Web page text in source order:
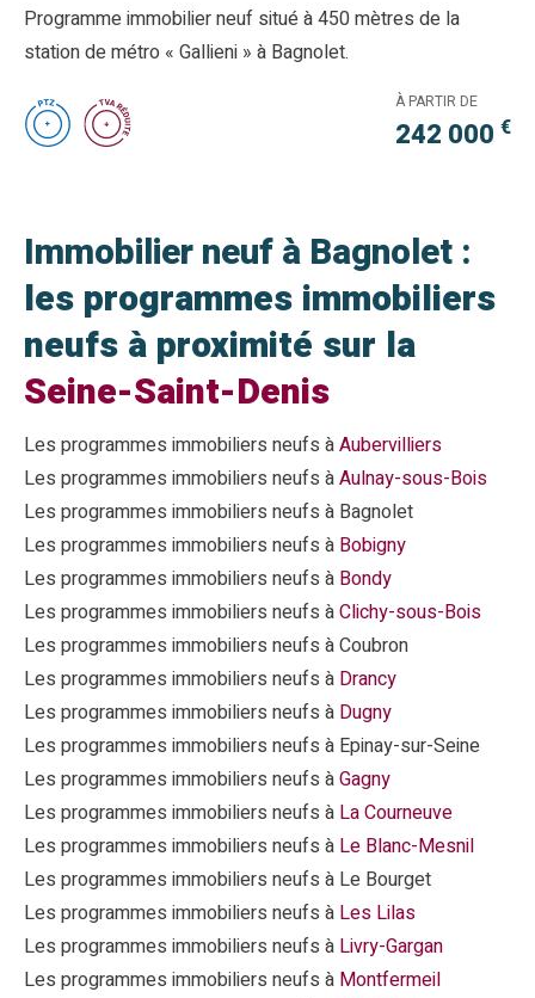
Programme immobilier neuf situé à 450 mètres de la
station de métro « Gallieni » à Bagnolet.
À PARTIR DE
242 000 €
Immobilier neuf à Bagnolet :
les programmes immobiliers
neufs à proximité sur la
Seine-Saint-Denis
Les programmes immobiliers neufs àAubervilliers
Les programmes immobiliers neufs àAulnay-sous-Bois
Les programmes immobiliers neufs à Bagnolet
Les programmes immobiliers neufs à Bobigny
Les programmes immobiliers neufs à Bondy
Les programmes immobiliers neufs àClichy-sous-Bois
Les programmes immobiliers neufs à Coubron
Les programmes immobiliers neufs à Drancy
Les programmes immobiliers neufs à Dugny
Les programmes immobiliers neufs à Epinay-sur-Seine
Les programmes immobiliers neufs àGagny
Les programmes immobiliers neufs à La Courneuve
Les programmes immobiliers neufs à Le Blanc-Mesnil
Les programmes immobiliers neufs à Le Bourget
Les programmes immobiliers neufs à Les Lilas
Les programmes immobiliers neufs à Livry-Gargan
Les programmes immobiliers neufs à Montfermeil